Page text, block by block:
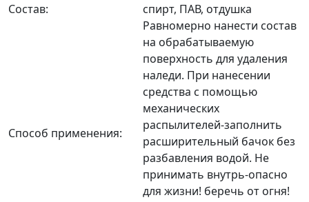
Состав:
спирт, ПАВ, отдушка
Способ применения:
Равномерно нанести состав
на обрабатываемую
поверхность для удаления
наледи. При нанесении
средства с помощью
механических
распылителей-заполнить
расширительный бачок без
разбавления водой. Не
принимать внутрь-опасно
для жизни! беречь от огня!